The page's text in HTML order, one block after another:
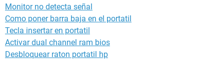
Monitor no detecta señal
Como poner barra baja en el portatil
Tecla insertar en portatil
Activar dual channel ram bios
Desbloquear raton portatil hp